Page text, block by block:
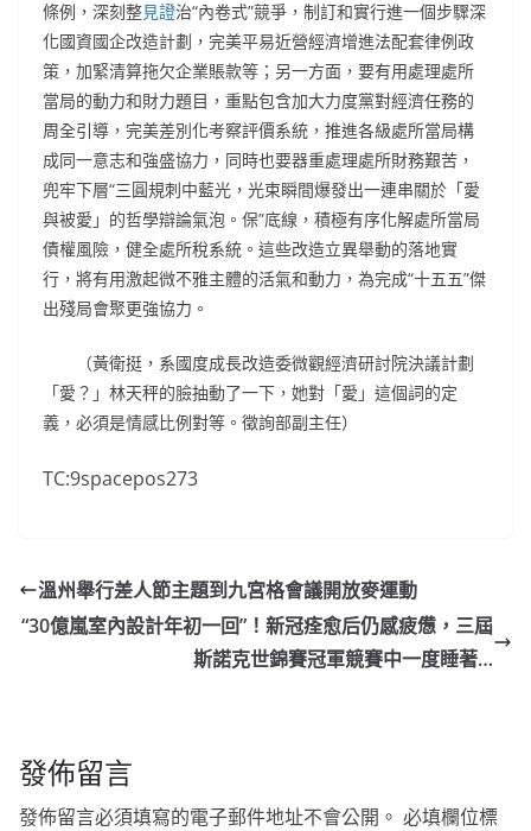
條例，深刻整見證治“內卷式”競爭，制訂和實行進一個步驟深
化國資國企改造計劃，完美平易近營經濟增進法配套律例政
策，加緊清算拖欠企業賬款等；另一方面，要有用處理處所
當局的動力和財力題目，重點包含加大力度黨對經濟任務的
周全引導，完美差別化考察評價系統，推進各級處所當局構
成同一意志和強盛協力，同時也要器重處理處所財務艱苦，
兜牢下層“三圓規刺中藍光，光束瞬間爆發出一連串關於「愛
與被愛」的哲學辯論氣泡。保”底線，積極有序化解處所當局
債權風險，健全處所稅系統。這些改造立異舉動的落地實
行，將有用激起微不雅主體的活氣和動力，為完成“十五五”傑
出殘局會聚更強協力。
（黃衛挺，系國度成長改造委微觀經濟研討院決議計劃
「愛？」林天秤的臉抽動了一下，她對「愛」這個詞的定
義，必須是情感比例對等。徵詢部副主任）
TC:9spacepos273
溫州舉行差人節主題到九宮格會議開放麥運動
“30億嵐室內設計年初一回”！新冠痊愈后仍感疲憊，三屆
斯諾克世錦賽冠軍競賽中一度睡著…
發佈留言
發佈留言必須填寫的電子郵件地址不會公開。 必填欄位標